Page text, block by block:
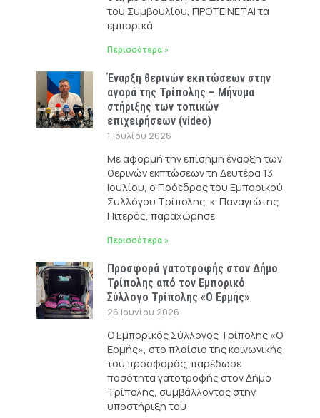
του Συμβουλίου, ΠΡΟΤΕΙΝΕΤΑΙ τα
εμπορικά
Περισσότερα »
Έναρξη θερινών εκπτώσεων στην
αγορά της Τρίπολης – Μήνυμα
στήριξης των τοπικών
επιχειρήσεων (video)
1 Ιουλίου 2026
Με αφορμή την επίσημη έναρξη των
θερινών εκπτώσεων τη Δευτέρα 13
Ιουλίου, ο Πρόεδρος του Εμπορικού
Συλλόγου Τρίπολης, κ. Παναγιώτης
Πιτερός, παραχώρησε
Περισσότερα »
Προσφορά γατοτροφής στον Δήμο
Τρίπολης από τον Εμπορικό
Σύλλογο Τρίπολης «Ο Ερμής»
26 Ιουνίου 2026
Ο Εμπορικός Σύλλογος Τρίπολης «Ο
Ερμής», στο πλαίσιο της κοινωνικής
του προσφοράς, παρέδωσε
ποσότητα γατοτροφής στον Δήμο
Τρίπολης, συμβάλλοντας στην
υποστήριξη του